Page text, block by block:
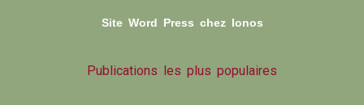
Site Word Press chez Ionos
Publications les plus populaires